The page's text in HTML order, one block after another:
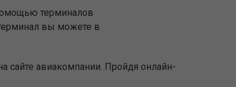
терминалов
вы можете в
сайте авиакомпании. Пройдя онлайн-